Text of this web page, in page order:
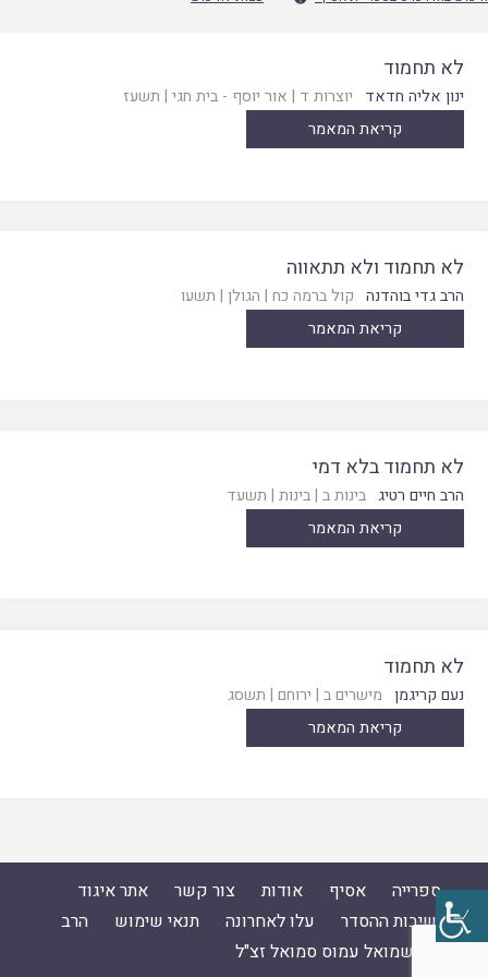
לא תחמוד
ינון אליה חדאד יוצרות ד | אור יוסף - בית חגי | תשעז
קריאת המאמר
לא תחמוד ולא תתאווה
הרב גדי בוהדנה קול ברמה כח | הגולן | תשעו
קריאת המאמר
לא תחמוד בלא דמי
הרב חיים רטיג בינות ב |בינות | תשעד
קריאת המאמר
לא תחמוד
נעם קריגמן מישרים ב | ירוחם | תשסג
קריאת המאמר
ספרייה אסיף אודות צור קשר
אתר איגוד
ישיבות ההסדר
עלו לאחרונה תנאי שימוש
הרב
ד"ר שמואל עמוס סמואל זצ"ל